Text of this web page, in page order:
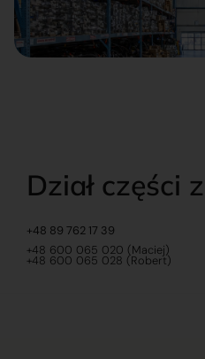
Dział części
+48 89 762 17 39
+48 600 065 020 (Maciej)
+48 600 065 028 (Robert)